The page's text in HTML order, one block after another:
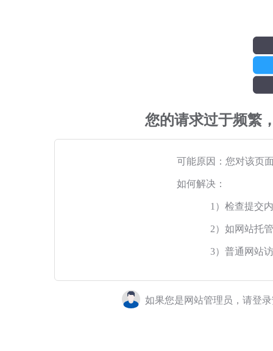
您的请求过于频繁
可能原因：您对该页
如何解决：
1）检查提交
2）如网站托
3）普通网站
如果您是网站管理员，请登